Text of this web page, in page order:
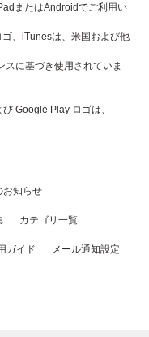
またはAndroidでご利用い
、iTunesは、米国および他
スに基づき使用されていま
Google Play ロゴは、
お知らせ
カテゴリ一覧
ガイド メール通知設定